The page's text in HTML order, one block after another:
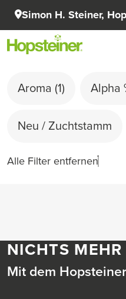
Simon H. Steiner,
Aroma (1) Alpha
Neu / Zuchtstamm
Alle Filter entfernen
NICHTS MEHR
Mit dem